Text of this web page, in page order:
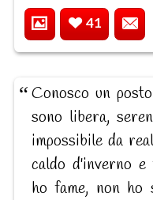
41
Conosco un
sono libera,
impossibile da
caldo d'inverno
ho fame, non ho